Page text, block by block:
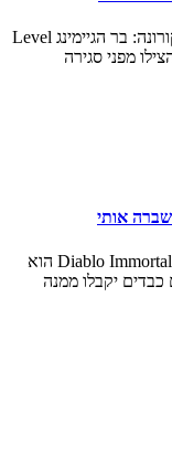
עוד קורבן פוטנציאלי של סגרים והנחיות קורונה: בר הגיימינג Level
תרחיש האימים של המעריצים התממש - Diablo Immortal הוא
יקבלו ממנה